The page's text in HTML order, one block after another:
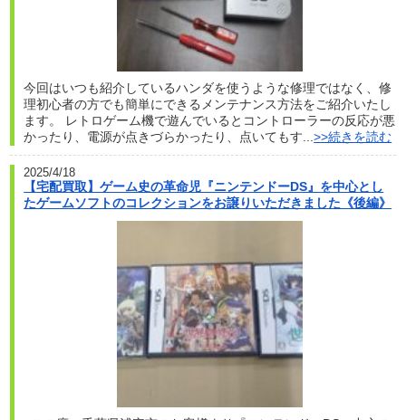
今回はいつも紹介しているハンダを使うような修理ではなく、修
理初心者の方でも簡単にできるメンテナンス方法をご紹介いたし
ます。 レトロゲーム機で遊んでいるとコントローラーの反応が悪
かったり、電源が点きづらかったり、点いてもす...>>続きを読む
2025/4/18
【宅配買取】ゲーム史の革命児『ニンテンドーDS』を中心とし
たゲームソフトのコレクションをお譲りいただきました《後編》